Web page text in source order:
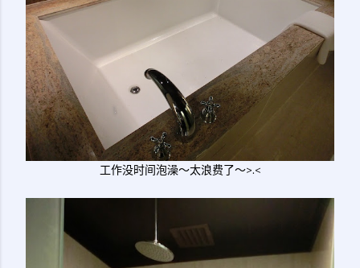
工作没时间泡澡～太浪费了～>.<